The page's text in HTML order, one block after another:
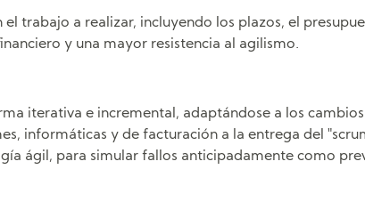
trabajo a realizar, incluyendo los plazos, el
y una mayor resistencia al agilismo.
iterativa e incremental, adaptándose a los
informáticas y de facturación a la entrega del
ágil, para simular fallos anticipadamente como